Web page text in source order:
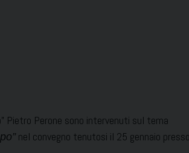
Pietro Perone sono intervenuti sul tema
nel convegno tenutosi il 25 gennaio